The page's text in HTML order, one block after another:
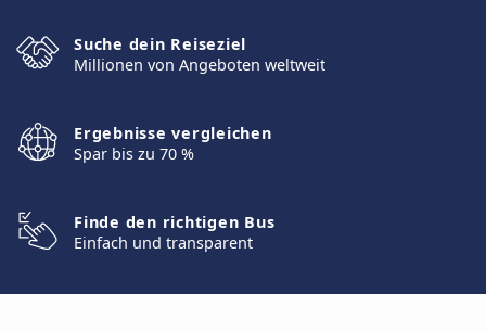
Suche dein Reiseziel
Millionen von Angeboten weltweit
Ergebnisse vergleichen
Spar bis zu 70 %
Finde den richtigen Bus
Einfach und transparent